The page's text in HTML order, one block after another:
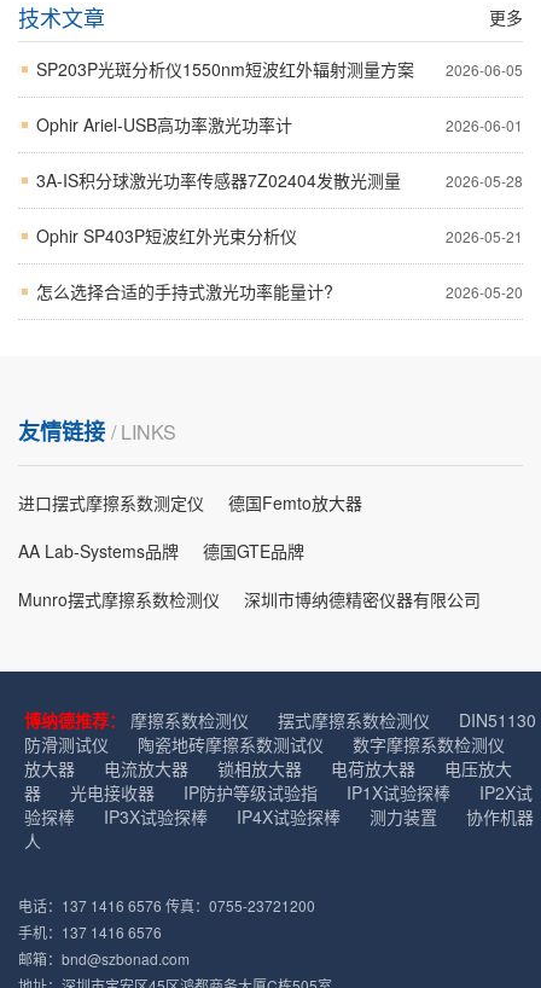
更多
技术文章
2026-06-05
SP203P光斑分析仪1550nm短波红外辐射测量方案
2026-06-01
Ophir Ariel-USB高功率激光功率计
2026-05-28
3A-IS积分球激光功率传感器7Z02404发散光测量
2026-05-21
Ophir SP403P短波红外光束分析仪
2026-05-20
怎么选择合适的手持式激光功率能量计?
友情链接 / LINKS
进口摆式摩擦系数测定仪
德国Femto放大器
AA Lab-Systems品牌
德国GTE品牌
Munro摆式摩擦系数检测仪
深圳市博纳德精密仪器有限公司
博纳德推荐： 摩擦系数检测仪 摆式摩擦系数检测仪
DIN51130
防滑测试仪
陶瓷地砖摩擦系数测试仪
数字摩擦系数检测仪
放大器
电流放大器 锁相放大器 电荷放大器
电压放大
器
光电接收器 IP防护等级试验指 IP1X试验探棒
IP2X试
验探棒
IP3X试验探棒 IP4X试验探棒 测力装置
协作机器
人
电话：137 1416 6576 传真：0755-23721200
手机：137 1416 6576
邮箱：bnd@szbonad.com